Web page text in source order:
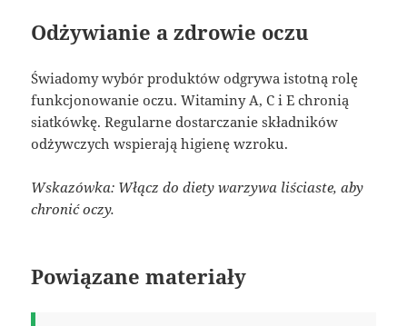
Odżywianie a zdrowie oczu
Świadomy wybór produktów odgrywa istotną rolę
funkcjonowanie oczu. Witaminy A, C i E chronią
siatkówkę. Regularne dostarczanie składników
odżywczych wspierają higienę wzroku.
Wskazówka: Włącz do diety warzywa liściaste, aby
chronić oczy.
Powiązane materiały